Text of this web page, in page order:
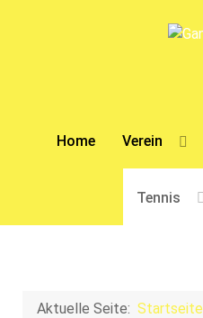
Home Verein
Tennis
Aktuelle Seite: Startseite